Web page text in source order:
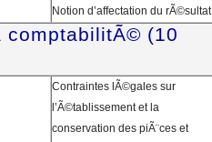
Notion d’affectation du rÃ©sultat
comptabilitÃ© (10
Contraintes lÃ©gales sur
l’Ã©tablissement et la
conservation des piÃ¨ces et